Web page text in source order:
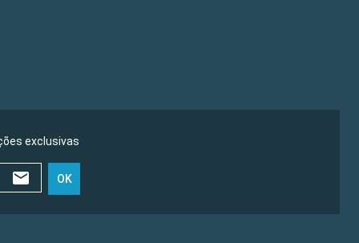
exclusivas
OK